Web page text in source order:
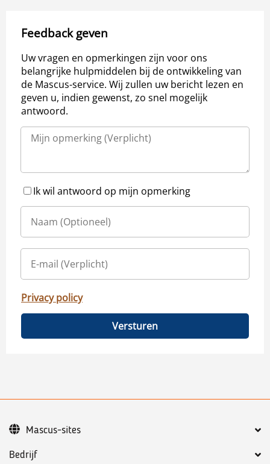
Feedback geven
Uw vragen en opmerkingen zijn voor ons
belangrijke hulpmiddelen bij de ontwikkeling van
de Mascus-service. Wij zullen uw bericht lezen en
geven u, indien gewenst, zo snel mogelijk
antwoord.
Ik wil antwoord op mijn opmerking
Privacy policy
Versturen
Bedrijf
Mascus-sites